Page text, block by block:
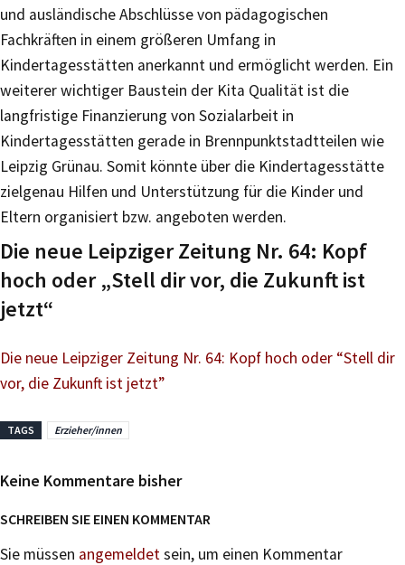
und ausländische Abschlüsse von pädagogischen
Fachkräften in einem größeren Umfang in
Kindertagesstätten anerkannt und ermöglicht werden. Ein
weiterer wichtiger Baustein der Kita Qualität ist die
langfristige Finanzierung von Sozialarbeit in
Kindertagesstätten gerade in Brennpunktstadtteilen wie
Leipzig Grünau. Somit könnte über die Kindertagesstätte
zielgenau Hilfen und Unterstützung für die Kinder und
Eltern organisiert bzw. angeboten werden.
Die neue Leipziger Zeitung Nr. 64: Kopf
hoch oder „Stell dir vor, die Zukunft ist
jetzt“
Die neue Leipziger Zeitung Nr. 64: Kopf hoch oder “Stell dir
vor, die Zukunft ist jetzt”
TAGS Erzieher/innen
Keine Kommentare bisher
SCHREIBEN SIE EINEN KOMMENTAR
Sie müssen angemeldetsein, um einen Kommentar